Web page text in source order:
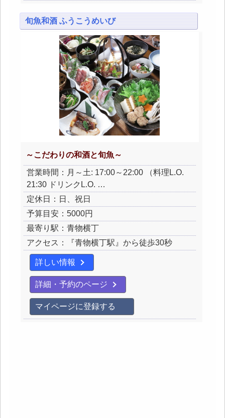
旬魚和酒 ふうこうめいび
～こだわりの和酒と旬魚～
営業時間：月～土: 17:00～22:00 （料理L.O.
21:30 ドリンクL.O. …
定休日：日、祝日
予算目安：5000円
最寄り駅：青物横丁
アクセス：『青物横丁駅』から徒歩30秒
詳しい情報
詳細・予約のページ
マイページに登録する